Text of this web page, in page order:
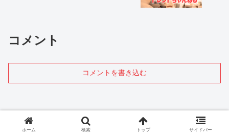
コメント
コメントを書き込む
ホーム 検索 トップ サイドバー